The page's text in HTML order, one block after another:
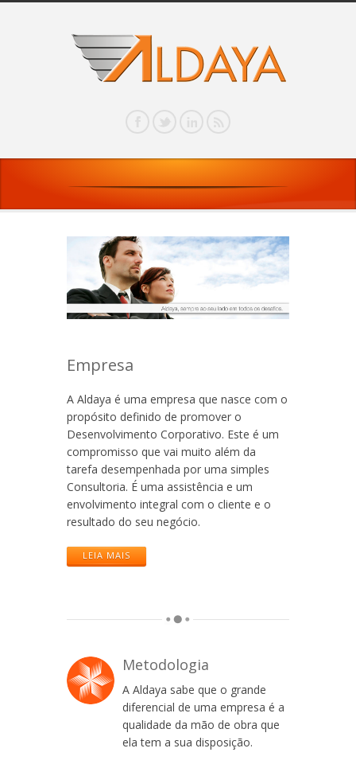
Empresa
A Aldaya é uma empresa que nasce com o
propósito definido de promover o
Desenvolvimento Corporativo. Este é um
compromisso que vai muito além da
tarefa desempenhada por uma simples
Consultoria. É uma assistência e um
envolvimento integral com o cliente e o
resultado do seu negócio.
LEIA MAIS
Metodologia
A Aldaya sabe que o grande
diferencial de uma empresa é a
qualidade da mão de obra que
ela tem a sua disposição.